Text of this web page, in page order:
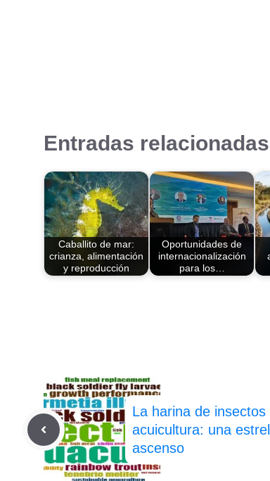
Entradas
Caballito de mar:
crianza, alimentación
y reproducción
Oportunidades de
internacionalización
para los…
La harina de insectos
acuicultura: una
ascenso